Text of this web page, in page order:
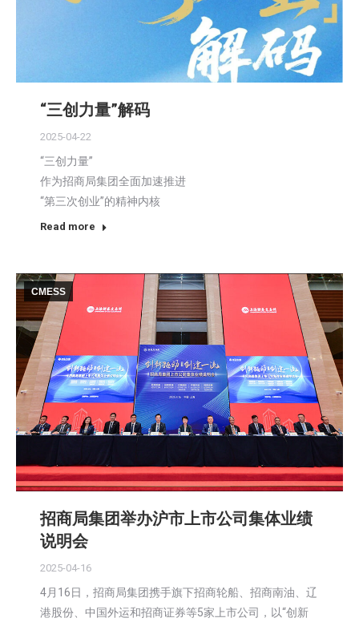
“三创力量”解码
2025-04-22
“三创力量”
作为招商局集团全面加速推进
“第三次创业”的精神内核
Read more
CMESS
招商局集团举办沪市上市公司集体业绩
说明会
2025-04-16
4月16日，招商局集团携手旗下招商轮船、招商南油、辽
港股份、中国外运和招商证券等5家上市公司，以“创新